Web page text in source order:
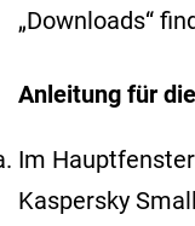
„Downloads“
Anleitung für
Im
Kaspersky